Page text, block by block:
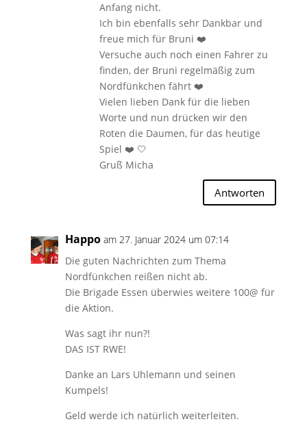
Anfang nicht.
Ich bin ebenfalls sehr Dankbar und
freue mich für Bruni ❤️
Versuche auch noch einen Fahrer zu
finden, der Bruni regelmäßig zum
Nordfünkchen fährt ❤️
Vielen lieben Dank für die lieben
Worte und nun drücken wir den
Roten die Daumen, für das heutige
Spiel ❤️ 🤍
Gruß Micha
Antworten
Happo am 27. Januar 2024 um 07:14
Die guten Nachrichten zum Thema
Nordfünkchen reißen nicht ab.
Die Brigade Essen überwies weitere 100@ für
die Aktion.
Was sagt ihr nun?!
DAS IST RWE!
Danke an Lars Uhlemann und seinen
Kumpels!
Geld werde ich natürlich weiterleiten.